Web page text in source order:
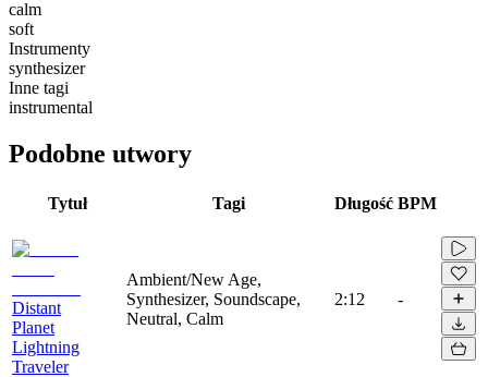
calm
soft
Instrumenty
synthesizer
Inne tagi
instrumental
Podobne utwory
Tytuł Tagi Długość BPM
Distant
Planet
Lightning
Traveler
Ambient/New Age,
Synthesizer, Soundscape,
Neutral, Calm
2:12 -